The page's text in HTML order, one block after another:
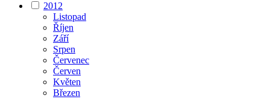
2012
Listopad
Říjen
Září
Srpen
Červenec
Červen
Květen
Březen